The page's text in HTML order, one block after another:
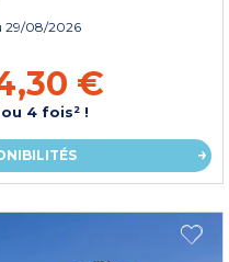
29/08/2026
€
4 fois² !